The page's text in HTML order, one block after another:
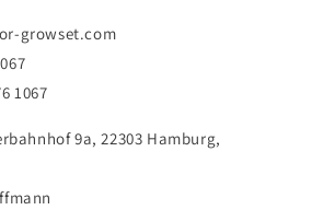
growset.com
1067
9a, 22303 Hamburg,